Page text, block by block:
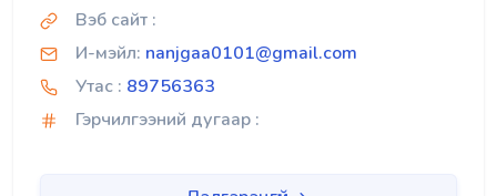
Вэб сайт :
И-мэйл: nanjgaa0101@gmail.com
Утас : 89756363
Гэрчилгээний дугаар :